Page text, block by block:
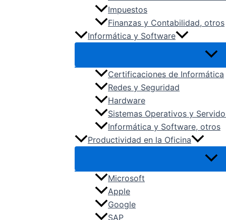
Impuestos
Finanzas y Contabilidad, otros
Informática y Software
Certificaciones de Informática
Redes y Seguridad
Hardware
Sistemas Operativos y
Informática y Software, otros
Productividad en la Oficina
Microsoft
Apple
Google
SAP